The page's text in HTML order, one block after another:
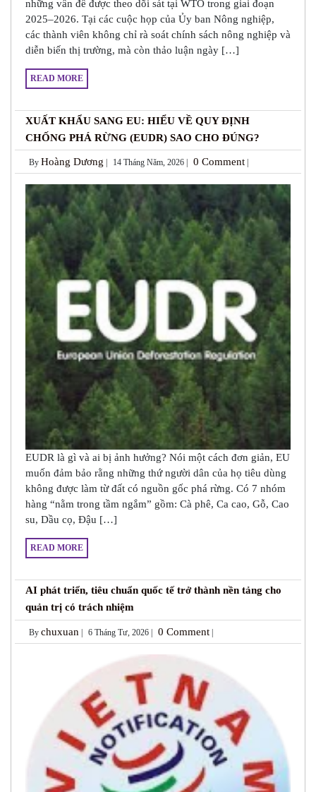
những vấn đề được theo dõi sát tại WTO trong giai đoạn
2025–2026. Tại các cuộc họp của Ủy ban Nông nghiệp,
các thành viên không chỉ rà soát chính sách nông nghiệp và
diễn biến thị trường, mà còn thảo luận ngày […]
READ MORE
XUẤT KHẨU SANG EU: HIỂU VỀ QUY ĐỊNH
CHỐNG PHÁ RỪNG (EUDR) SAO CHO ĐÚNG?
By Hoàng Dương 14 Tháng Năm, 2026 | 0 Comment
EUDR là gì và ai bị ảnh hưởng? Nói một cách đơn giản, EU
muốn đảm bảo rằng những thứ người dân của họ tiêu dùng
không được làm từ đất có nguồn gốc phá rừng. Có 7 nhóm
hàng “nằm trong tầm ngắm” gồm: Cà phê, Ca cao, Gỗ, Cao
su, Dầu cọ, Đậu […]
READ MORE
AI phát triển, tiêu chuẩn quốc tế trở thành nền tảng cho
quản trị có trách nhiệm
By chuxuan | 6 Tháng Tư, 2026 | 0 Comment |